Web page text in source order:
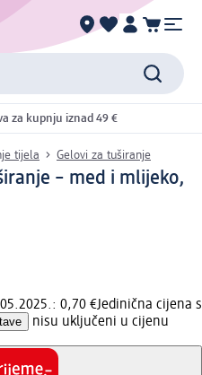
za kupnju iznad 49 €
tijela Gelovi za tuširanje
– med i mlijeko,
0,70 €Jedinična cijena s
nisu uključeni u cijenu